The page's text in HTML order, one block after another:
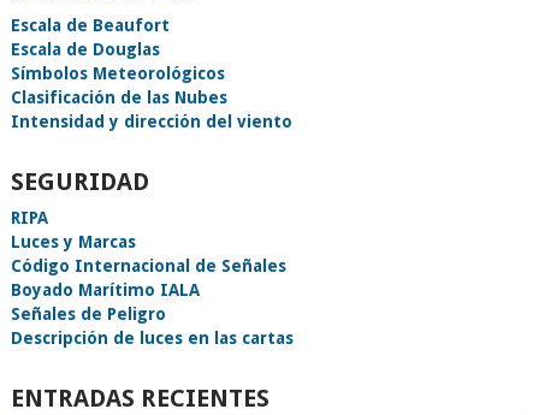
Escala de Beaufort
Escala de Douglas
Símbolos Meteorológicos
Clasificación de las Nubes
Intensidad y dirección del viento
SEGURIDAD
RIPA
Luces y Marcas
Código Internacional de Señales
Boyado Marítimo IALA
Señales de Peligro
Descripción de luces en las cartas
ENTRADAS RECIENTES